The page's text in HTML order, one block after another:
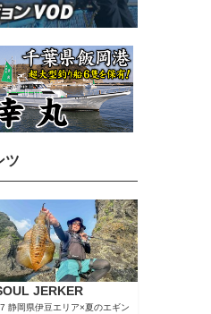
ツ
JERKER
静岡県伊豆エリア×夏のエギン